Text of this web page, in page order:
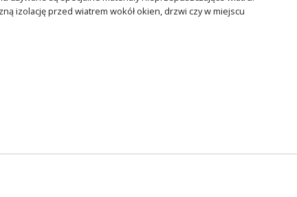
izolację przed wiatrem wokół okien, drzwi czy w miejscu